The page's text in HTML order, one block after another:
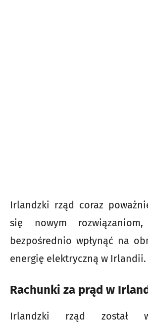
Irlandzki rząd coraz
się nowym
bezpośrednio wpłynąć na
energię elektryczną w Irlandii.
Rachunki za prąd w
Irlandzki rząd został